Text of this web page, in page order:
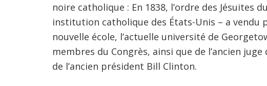
noire catholique : En 1838, l’ordre des Jésuites
institution catholique des États-Unis – a vendu
nouvelle école, l’actuelle université de
membres du Congrès, ainsi que de l’ancien
de l’ancien président Bill Clinton.